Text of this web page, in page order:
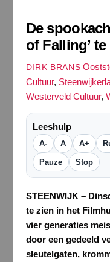
De
of Falling’
DIRK BRANS
Cultuur,
Westerveld Cultuur,
Leeshulp
A- A A+
Pauze Stop
STEENWIJK –
te zien in het
vier generaties
door een gedeeld
sleutelgaten,